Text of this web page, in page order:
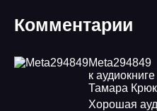
Комментарии
Meta294849
к
Тамара
Хорошая